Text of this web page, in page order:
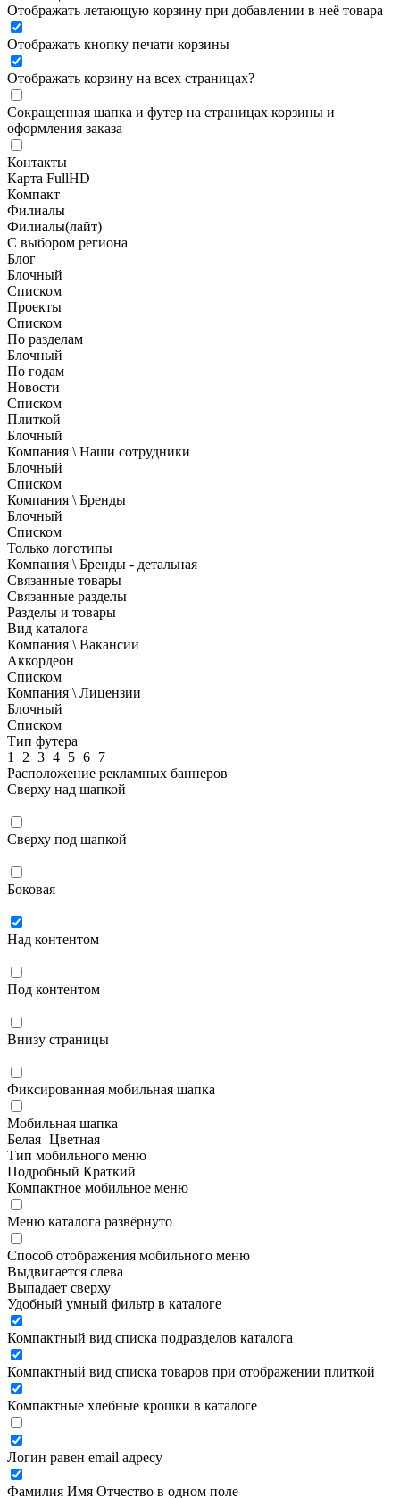
Отображать летающую корзину при добавлении в неё товара
Отображать кнопку печати корзины
Отображать корзину на всех страницах?
Сокращенная шапка и футер на страницах корзины и
оформления заказа
Контакты
Карта FullHD
Компакт
Филиалы
Филиалы(лайт)
С выбором региона
Блог
Блочный
Списком
Проекты
Списком
По разделам
Блочный
По годам
Новости
Списком
Плиткой
Блочный
Компания \ Наши сотрудники
Блочный
Списком
Компания \ Бренды
Блочный
Списком
Только логотипы
Компания \ Бренды - детальная
Связанные товары
Связанные разделы
Разделы и товары
Вид каталога
Компания \ Вакансии
Аккордеон
Списком
Компания \ Лицензии
Блочный
Списком
Тип футера
1
2 3 4 5 6 7
Расположение рекламных баннеров
Сверху над шапкой
Сверху под шапкой
Боковая
Над контентом
Под контентом
Внизу страницы
Фиксированная мобильная шапка
Мобильная шапка
Белая Цветная
Тип мобильного меню
Подробный Краткий
Компактное мобильное меню
Меню каталога развёрнуто
Способ отображения мобильного меню
Выдвигается слева
Выпадает сверху
Удобный умный фильтр в каталоге
Компактный вид списка подразделов каталога
Компактный вид списка товаров при отображении плиткой
Компактные хлебные крошки в каталоге
Логин равен email адресу
Фамилия Имя Отчество в одном поле